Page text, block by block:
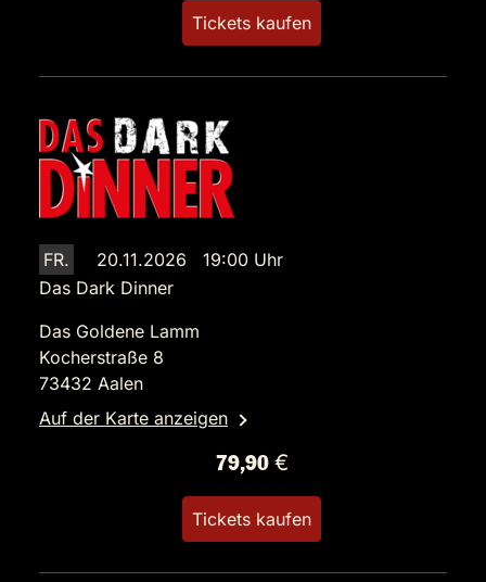
Tickets kaufen
FR.
20.11.2026 19:00 Uhr
Das Dark Dinner
Das Goldene Lamm
Kocherstraße 8
73432 Aalen
Auf der Karte anzeigen
79,90 €
Tickets kaufen